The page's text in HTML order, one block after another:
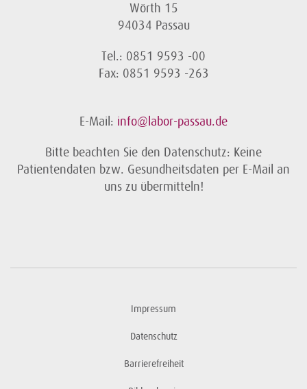
Wörth 15
94034 Passau
Tel.: 0851 9593 -00
Fax: 0851 9593 -263
E-Mail: info@labor-passau.de
Bitte beachten Sie den Datenschutz: Keine
Patientendaten bzw. Gesundheitsdaten per E-Mail an
uns zu übermitteln!
Impressum
Datenschutz
Barrierefreiheit